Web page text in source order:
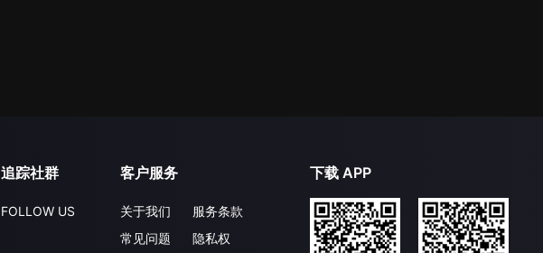
追踪社群
FOLLOW US
客户服务
关于我们
常见问题
服务条款
隐私权
下载 APP